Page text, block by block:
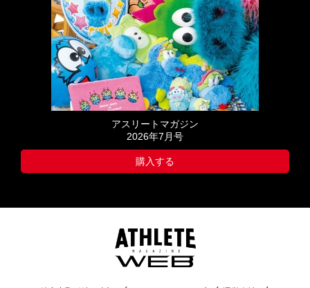
アスリートマガジン
2026年7月号
購入する